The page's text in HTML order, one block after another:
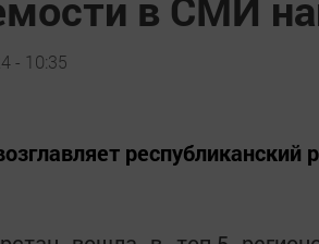
- 10:35
республиканский